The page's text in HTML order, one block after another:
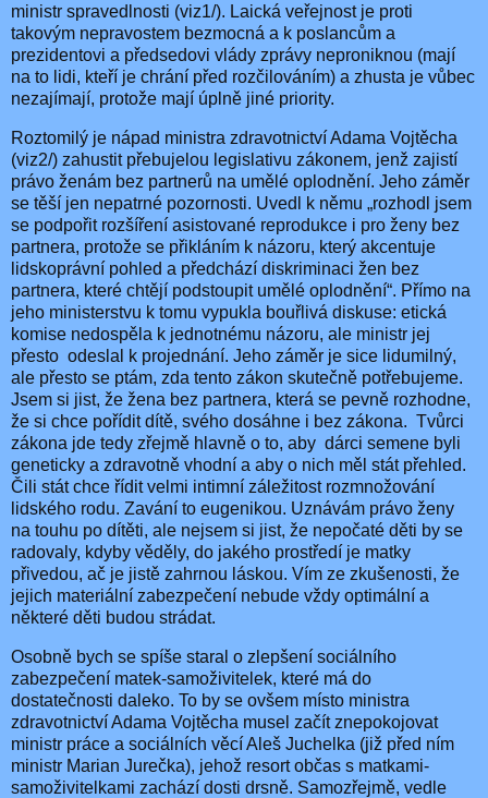
ministr spravedlnosti (viz1/). Laická veřejnost je proti
takovým nepravostem bezmocná a k poslancům a
prezidentovi a předsedovi vlády zprávy neproniknou (mají
na to lidi, kteří je chrání před rozčilováním) a zhusta je vůbec
nezajímají, protože mají úplně jiné priority.
Roztomilý je nápad ministra zdravotnictví Adama Vojtěcha
(viz2/) zahustit přebujelou legislativu zákonem, jenž zajistí
právo ženám bez partnerů na umělé oplodnění. Jeho záměr
se těší jen nepatrné pozornosti. Uvedl k němu „rozhodl jsem
se podpořit rozšíření asistované reprodukce i pro ženy bez
partnera, protože se přikláním k názoru, který akcentuje
lidskoprávní pohled a předchází diskriminaci žen bez
partnera, které chtějí podstoupit umělé oplodnění“. Přímo na
jeho ministerstvu k tomu vypukla bouřlivá diskuse: etická
komise nedospěla k jednotnému názoru, ale ministr jej
přesto odeslal k projednání. Jeho záměr je sice lidumilný,
ale přesto se ptám, zda tento zákon skutečně potřebujeme.
Jsem si jist, že žena bez partnera, která se pevně rozhodne,
že si chce pořídit dítě, svého dosáhne i bez zákona. Tvůrci
zákona jde tedy zřejmě hlavně o to, aby dárci semene byli
geneticky a zdravotně vhodní a aby o nich měl stát přehled.
Čili stát chce řídit velmi intimní záležitost rozmnožování
lidského rodu. Zavání to eugenikou. Uznávám právo ženy
na touhu po dítěti, ale nejsem si jist, že nepočaté děti by se
radovaly, kdyby věděly, do jakého prostředí je matky
přivedou, ač je jistě zahrnou láskou. Vím ze zkušenosti, že
jejich materiální zabezpečení nebude vždy optimální a
některé děti budou strádat.
Osobně bych se spíše staral o zlepšení sociálního
zabezpečení matek-samoživitelek, které má do
dostatečnosti daleko. To by se ovšem místo ministra
zdravotnictví Adama Vojtěcha musel začít znepokojovat
ministr práce a sociálních věcí Aleš Juchelka (již před ním
ministr Marian Jurečka), jehož resort občas s matkami-
samoživitelkami zachází dosti drsně. Samozřejmě, vedle